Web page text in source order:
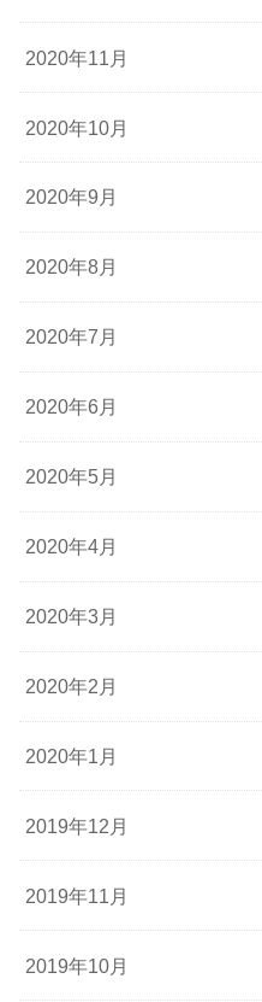
2020年11月
2020年10月
2020年9月
2020年8月
2020年7月
2020年6月
2020年5月
2020年4月
2020年3月
2020年2月
2020年1月
2019年12月
2019年11月
2019年10月